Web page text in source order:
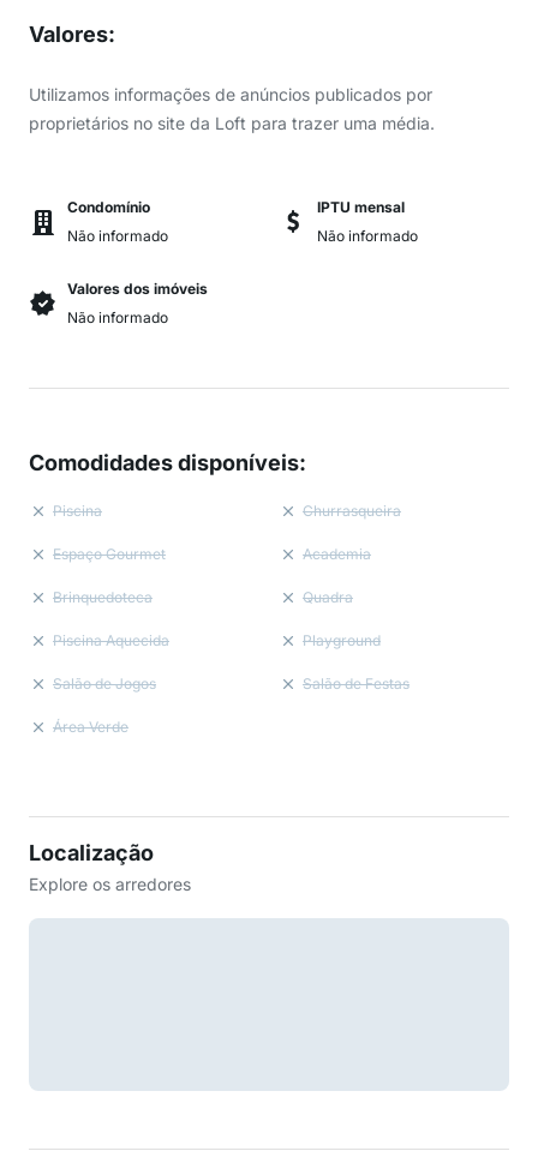
Valores:
Utilizamos informações de anúncios publicados por
proprietários no site da Loft para trazer uma média.
Condomínio
Não informado
IPTU mensal
Não informado
Valores dos imóveis
Não informado
Comodidades disponíveis:
Piscina Churrasqueira
Espaço Gourmet Academia
Brinquedoteca Quadra
Piscina Aquecida Playground
Salão de Jogos Salão de Festas
Área Verde
Localização
Explore os arredores